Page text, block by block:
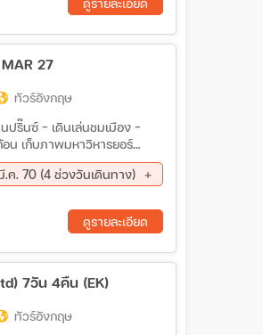
27
ทัวร์อังกฤษ
ปริ๊นซ์ - เดินเล่นชมเมือง -
น เก็บภาพมหาวิหารยอร์
พสนามบอลแอนด์ฟิลล์ - เก็บ
อร์ - ชมเมืองคาร์ดิฟ - เข้า
อเตอร์ – ชอปปิ้งเอาท์เลต บิ
มกรุงลอนดอน - ล่องเรือแม่
ค. 70 (4 ช่วงวันเดินทาง)
ดูรายละเอียด
7วัน 4คืน (EK)
ทัวร์อังกฤษ